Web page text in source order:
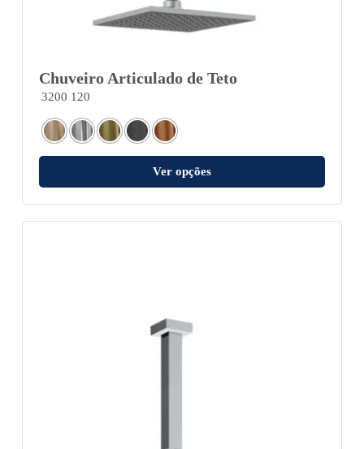
Chuveiro Articulado de Teto
3200 120
Ver opções